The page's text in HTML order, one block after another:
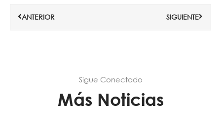
ANTERIOR SIGUIENTE
Sigue Conectado
Más Noticias